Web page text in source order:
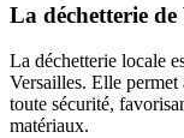
La déchetterie de
La déchetterie locale
Versailles. Elle permet
toute sécurité,
matériaux.